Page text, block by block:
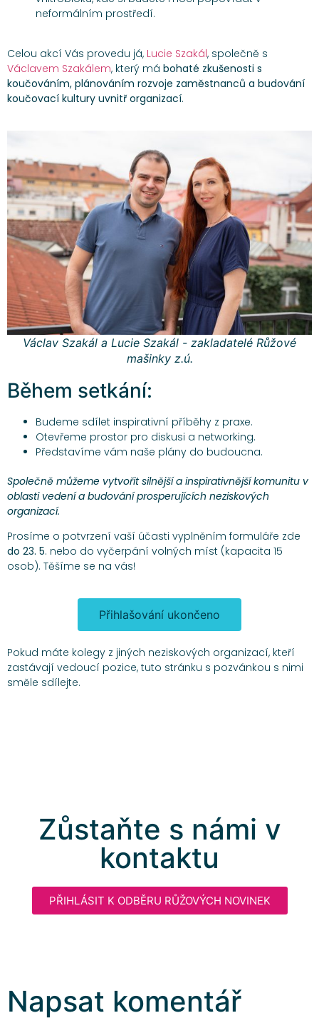
neformálním prostředí.
Celou akcí Vás provedu já, Lucie Szakál, společně s
Václavem Szakálem, který má bohaté zkušenosti s
koučováním, plánováním rozvoje zaměstnanců a budování
koučovací kultury uvnitř organizací.
Václav Szakál a Lucie Szakál - zakladatelé Růžové
mašinky z.ú.
Během setkání:
Budeme sdílet inspirativní příběhy z praxe.
Otevřeme prostor pro diskusi a networking.
Představíme vám naše plány do budoucna.
Společně můžeme vytvořit silnější a inspirativnější komunitu v
oblasti vedení a budování prosperujících neziskových
organizací.
Prosíme o potvrzení vaší účasti vyplněním formuláře zde
do 23. 5. nebo do vyčerpání volných míst (kapacita 15
osob). Těšíme se na vás!
Přihlašování ukončeno
Pokud máte kolegy z jiných neziskových organizací, kteří
zastávají vedoucí pozice, tuto stránku s pozvánkou s nimi
směle sdílejte.
Zůstaňte s námi v
kontaktu
PŘIHLÁSIT K ODBĚRU RŮŽOVÝCH NOVINEK
Napsat komentář